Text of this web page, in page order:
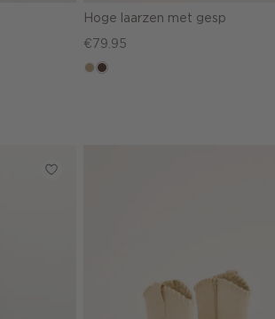
Hoge laarzen met gesp
€79.95
zanddonkerbruin